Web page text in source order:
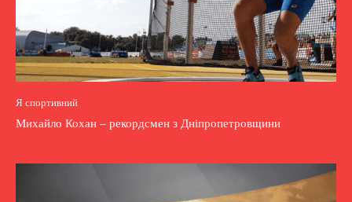
Я спортивний
Михайло Кохан – рекордсмен з Дніпропетровщини